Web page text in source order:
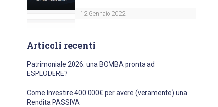
12 Gennaio 2022
Articoli recenti
Patrimoniale 2026: una BOMBA pronta ad
ESPLODERE?
Come Investire 400.000€ per avere (veramente) una
Rendita PASSIVA